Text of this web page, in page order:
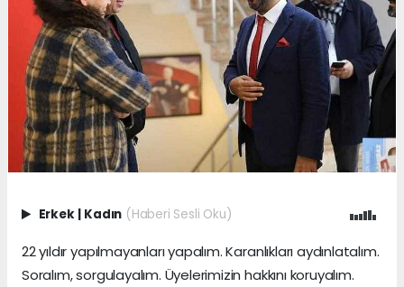
Erkek | Kadın (Haberi Sesli Oku)
22 yıldır yapılmayanları yapalım. Karanlıkları aydınlatalım.
Soralım, sorgulayalım. Üyelerimizin hakkını koruyalım.